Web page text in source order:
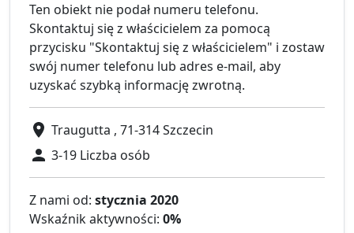
Ten obiekt nie podał numeru telefonu.
Skontaktuj się z właścicielem za pomocą
przycisku "Skontaktuj się z właścicielem" i zostaw
swój numer telefonu lub adres e-mail, aby
uzyskać szybką informację zwrotną.
Traugutta , 71-314 Szczecin
3-19 Liczba osób
Z nami od: stycznia 2020
Wskaźnik aktywności: 0%